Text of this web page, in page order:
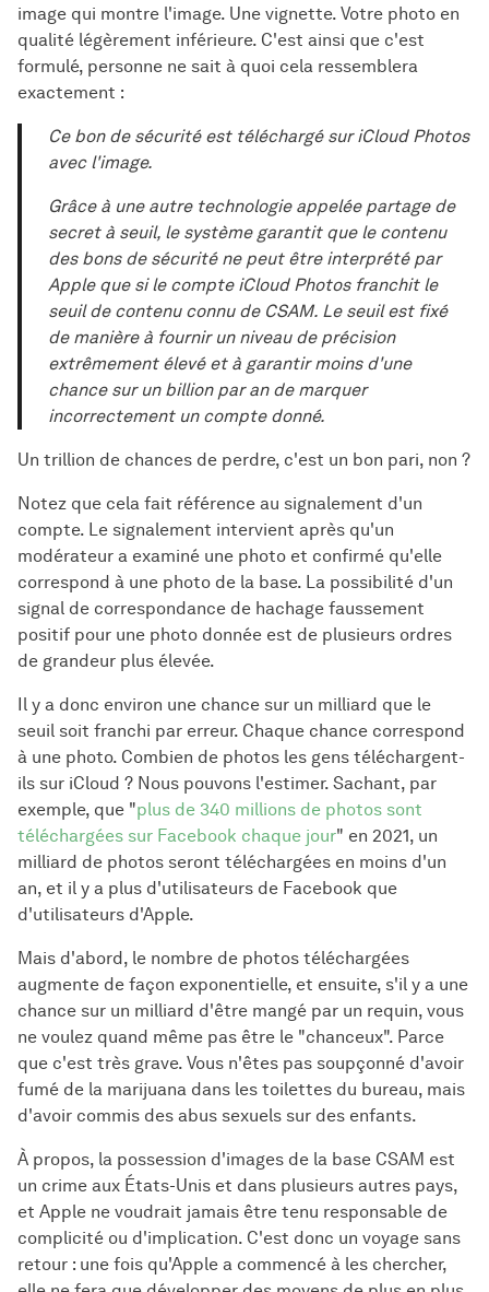
image qui montre l'image. Une vignette. Votre photo en
qualité légèrement inférieure. C'est ainsi que c'est
formulé, personne ne sait à quoi cela ressemblera
exactement :
Ce bon de sécurité est téléchargé sur iCloud Photos
avec l'image.
Grâce à une autre technologie appelée partage de
secret à seuil, le système garantit que le contenu
des bons de sécurité ne peut être interprété par
Apple que si le compte iCloud Photos franchit le
seuil de contenu connu de CSAM. Le seuil est fixé
de manière à fournir un niveau de précision
extrêmement élevé et à garantir moins d'une
chance sur un billion par an de marquer
incorrectement un compte donné.
Un trillion de chances de perdre, c'est un bon pari, non ?
Notez que cela fait référence au signalement d'un
compte. Le signalement intervient après qu'un
modérateur a examiné une photo et confirmé qu'elle
correspond à une photo de la base. La possibilité d'un
signal de correspondance de hachage faussement
positif pour une photo donnée est de plusieurs ordres
de grandeur plus élevée.
Il y a donc environ une chance sur un milliard que le
seuil soit franchi par erreur. Chaque chance correspond
à une photo. Combien de photos les gens téléchargent-
ils sur iCloud ? Nous pouvons l'estimer. Sachant, par
exemple, que "plus de 340 millions de photos sont
téléchargées sur Facebook chaque jour" en 2021, un
milliard de photos seront téléchargées en moins d'un
an, et il y a plus d'utilisateurs de Facebook que
d'utilisateurs d'Apple.
Mais d'abord, le nombre de photos téléchargées
augmente de façon exponentielle, et ensuite, s'il y a une
chance sur un milliard d'être mangé par un requin, vous
ne voulez quand même pas être le "chanceux". Parce
que c'est très grave. Vous n'êtes pas soupçonné d'avoir
fumé de la marijuana dans les toilettes du bureau, mais
d'avoir commis des abus sexuels sur des enfants.
À propos, la possession d'images de la base CSAM est
un crime aux États-Unis et dans plusieurs autres pays,
et Apple ne voudrait jamais être tenu responsable de
complicité ou d'implication. C'est donc un voyage sans
retour : une fois qu'Apple a commencé à les chercher,